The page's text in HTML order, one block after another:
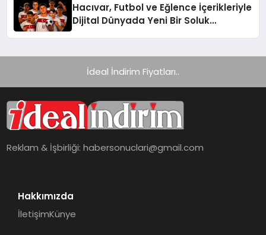
Hacıvar, Futbol ve Eğlence İçerikleriyle
Dijital Dünyada Yeni Bir Soluk
İdeal İndirim Fiyatları..
Reklam & İşbirliği:habersonuclari@gmail.com
Hakkımızda
İletişimKünye